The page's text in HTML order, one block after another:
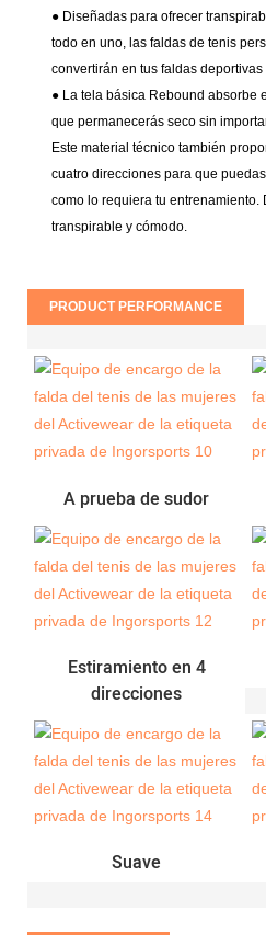
● Diseñadas para ofrecer
todo en uno, las faldas de tenis
convertirán en tus faldas
● La tela básica Rebound absorbe
que permanecerás seco sin
Este material técnico también
cuatro direcciones para que
como lo requiera tu entrenamiento.
transpirable y cómodo.
PRODUCT PERFORMANCE
A prueba de sudor
Estiramiento en 4
direcciones
Suave